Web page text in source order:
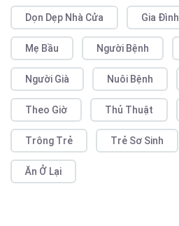
Dọn Dẹp Nhà Cửa Gia Đình
Mẹ Bầu Người Bệnh
Người Già Nuôi Bệnh
Theo Giờ Thủ Thuật
Trông Trẻ Trẻ Sơ Sinh
Ăn Ở Lại